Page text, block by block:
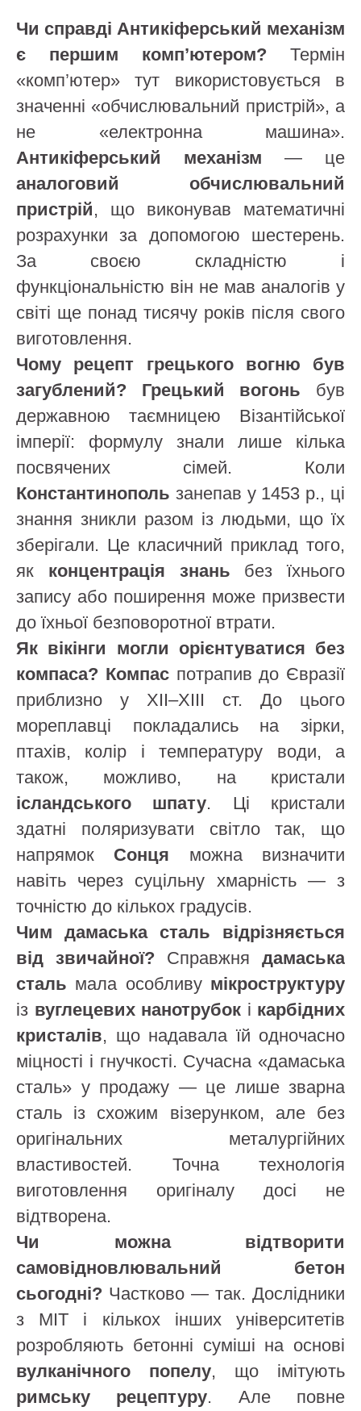
Чи справді Антикіферський механізм
є першим комп’ютером? Термін
«комп’ютер» тут використовується в
значенні «обчислювальний пристрій», а
не «електронна машина».
Антикіферський механізм — це
аналоговий обчислювальний
пристрій, що виконував математичні
розрахунки за допомогою шестерень.
За своєю складністю і
функціональністю він не мав аналогів у
світі ще понад тисячу років після свого
виготовлення.
Чому рецепт грецького вогню був
загублений?
Грецький вогонь був
державною таємницею Візантійської
імперії: формулу знали лише кілька
посвячених сімей. Коли
Константинополь занепав у 1453 р., ці
знання зникли разом із людьми, що їх
зберігали. Це класичний приклад того,
як концентрація знань без їхнього
запису або поширення може призвести
до їхньої безповоротної втрати.
Як вікінги могли орієнтуватися без
компаса? Компаспотрапив до Євразії
приблизно у XII–XIII ст. До цього
мореплавці покладались на зірки,
птахів, колір і температуру води, а
також, можливо, на кристали
ісландського шпату. Ці кристали
здатні поляризувати світло так, що
напрямок Сонця можна визначити
навіть через суцільну хмарність — з
точністю до кількох градусів.
Чим дамаська сталь відрізняється
від звичайної? Справжня дамаська
сталь мала особливу мікроструктуру
із вуглецевих нанотрубок і карбідних
кристалів, що надавала їй одночасно
міцності і гнучкості. Сучасна «дамаська
сталь» у продажу — це лише зварна
сталь із схожим візерунком, але без
оригінальних металургійних
властивостей. Точна технологія
виготовлення оригіналу досі не
відтворена.
Чи можна відтворити
самовідновлювальний бетон
сьогодні? Частково — так. Дослідники
з MIT і кількох інших університетів
розробляють бетонні суміші на основі
вулканічного попелу, що імітують
римську рецептуру. Але повне